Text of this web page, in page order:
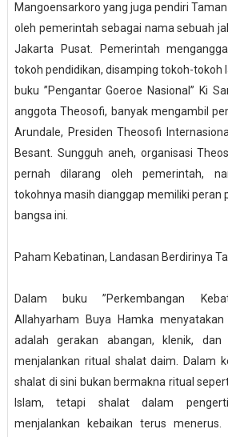
Mangoensarkoro yang juga pendiri
oleh pemerintah sebagai nama sebuah
Jakarta Pusat. Pemerintah
tokoh pendidikan, disamping tokoh-tokoh
buku ”Pengantar Goeroe Nasional” Ki
anggota Theosofi, banyak mengambil
Arundale, Presiden Theosofi
Besant. Sungguh aneh, organisasi
pernah dilarang oleh pemerintah,
tokohnya masih dianggap memiliki peran
bangsa ini.
Paham Kebatinan, Landasan Berdirinya
Dalam buku ”Perkembangan
Allahyarham Buya Hamka
adalah gerakan abangan, klenik,
menjalankan ritual shalat daim. Dalam
shalat di sini bukan bermakna ritual
Islam, tetapi shalat dalam
menjalankan kebaikan terus menerus.